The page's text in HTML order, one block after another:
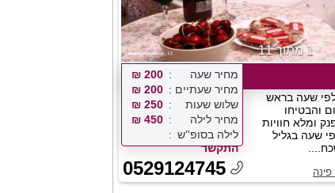
1 מתוך 11
שעה בראש
והבטיחו
ומלא חוויות
שעה בגליל
מחיר שעה
200 ₪
מחיר שעתיים
200 ₪
שלוש שעות
250 ₪
מחיר לילה
450 ₪
לילה בסופ''ש
התקשר
0529124745